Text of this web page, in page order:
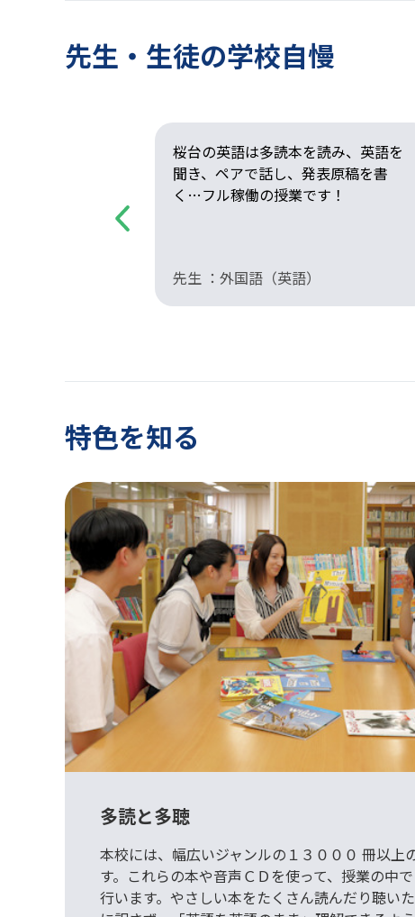
先生・生徒の学校自慢
Previous
桜台の英語は多読本を読み、英語を
聞き、ペアで話し、発表原稿を書
く…フル稼働の授業です！
先生 ：外国語（英語）
特色を知る
多読と多聴
本校には、幅広いジャンルの１３０００ 冊以上
す。これらの本や音声ＣＤを使って、授業の中
行います。やさしい本をたくさん読んだり聴い